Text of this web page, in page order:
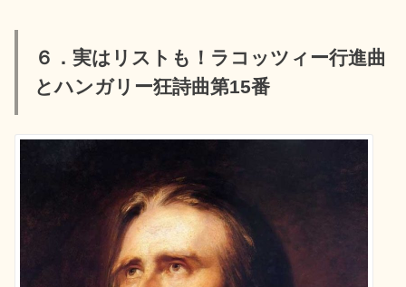
６．実はリストも！ラコッツィー行進曲
とハンガリー狂詩曲第15番